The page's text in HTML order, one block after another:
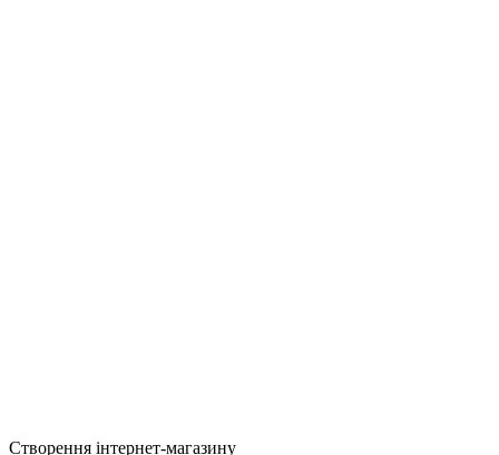
Створення інтернет-магазину